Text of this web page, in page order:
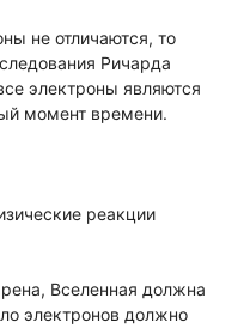
не отличаются, то
Ричарда
электроны являются
момент времени.
реакции
Вселенная должна
электронов должно